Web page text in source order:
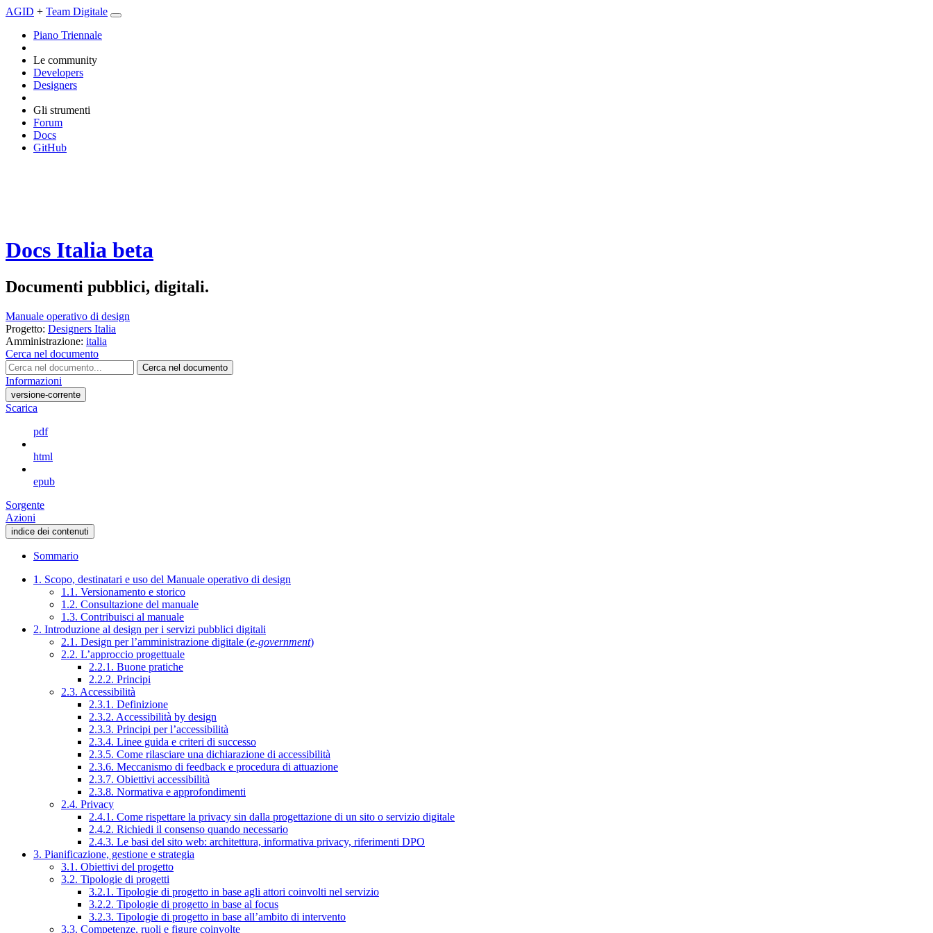
AGID + Team Digitale
Piano Triennale
Le community
Developers
Designers
Gli strumenti
Forum
Docs
GitHub
Docs Italia beta
Documenti pubblici, digitali.
Manuale operativo di design
Progetto: Designers Italia
Amministrazione: italia
Cerca nel documento
Cerca nel documento
Informazioni
versione-corrente
Scarica
pdf
html
epub
Sorgente
Azioni
indice dei contenuti
Sommario
1. Scopo, destinatari e uso del Manuale operativo di design
1.1. Versionamento e storico
1.2. Consultazione del manuale
1.3. Contribuisci al manuale
2. Introduzione al design per i servizi pubblici digitali
2.1. Design per l’amministrazione digitale (e-government)
2.2. L’approccio progettuale
2.2.1. Buone pratiche
2.2.2. Principi
2.3. Accessibilità
2.3.1. Definizione
2.3.2. Accessibilità by design
2.3.3. Principi per l’accessibilità
2.3.4. Linee guida e criteri di successo
2.3.5. Come rilasciare una dichiarazione di accessibilità
2.3.6. Meccanismo di feedback e procedura di attuazione
2.3.7. Obiettivi accessibilità
2.3.8. Normativa e approfondimenti
2.4. Privacy
2.4.1. Come rispettare la privacy sin dalla progettazione di un sito o servizio digitale
2.4.2. Richiedi il consenso quando necessario
2.4.3. Le basi del sito web: architettura, informativa privacy, riferimenti DPO
3. Pianificazione, gestione e strategia
3.1. Obiettivi del progetto
3.2. Tipologie di progetti
3.2.1. Tipologie di progetto in base agli attori coinvolti nel servizio
3.2.2. Tipologie di progetto in base al focus
3.2.3. Tipologie di progetto in base all’ambito di intervento
3.3. Competenze, ruoli e figure coinvolte